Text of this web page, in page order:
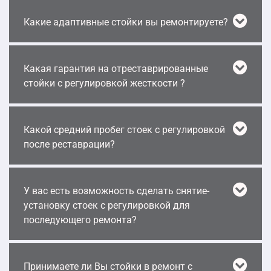
Какие адаптивные стойки вы ремонтируете?
Какая гарантия на отреставрированные
стойки с регулировкой жесткости ?
Какой средний пробег стоек с регулировкой
после реставрации?
У вас есть возможность сделать снятие-
установку стоек с регулировкой для
последующего ремонта?
Принимаете ли Вы стойки в ремонт с